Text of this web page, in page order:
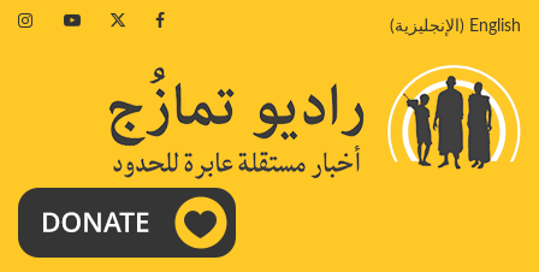
إلىEnglish
( الإنجليزية)
Facebook
Twitter
Youtube